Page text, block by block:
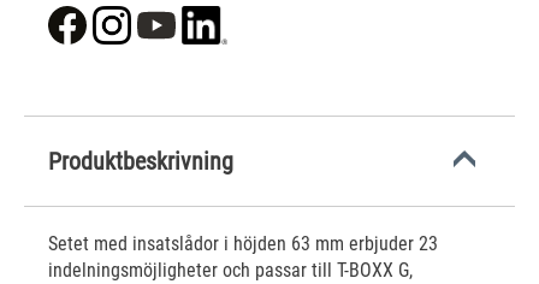
Produktbeskrivning
Setet med insatslådor i höjden 63 mm erbjuder 23
indelningsmöjligheter och passar till T-BOXX G,